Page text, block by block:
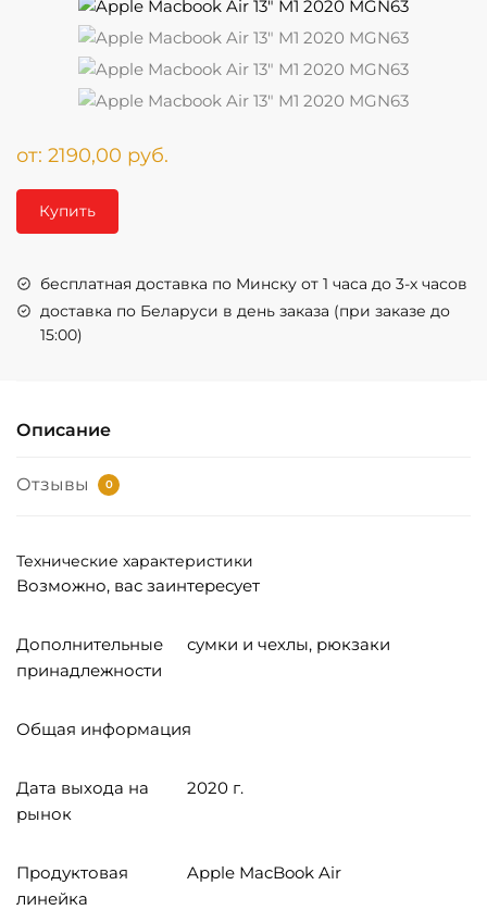
от: 2190,00 руб.
Купить
бесплатная доставка по Минску от 1 часа до 3-х часов
доставка по Беларуси в день заказа (при заказе до
15:00)
Описание
Отзывы 0
Технические характеристики
Возможно, вас заинтересует
Дополнительные
принадлежности
сумки и чехлы, рюкзаки
Общая информация
Дата выхода на
рынок
2020 г.
Продуктовая
линейка
Apple MacBook Air